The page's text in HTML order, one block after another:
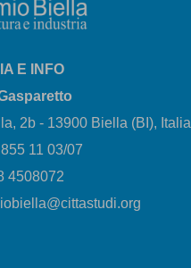
E INFO
2b - 13900 Biella (BI), Italia
11 03/07
4508072